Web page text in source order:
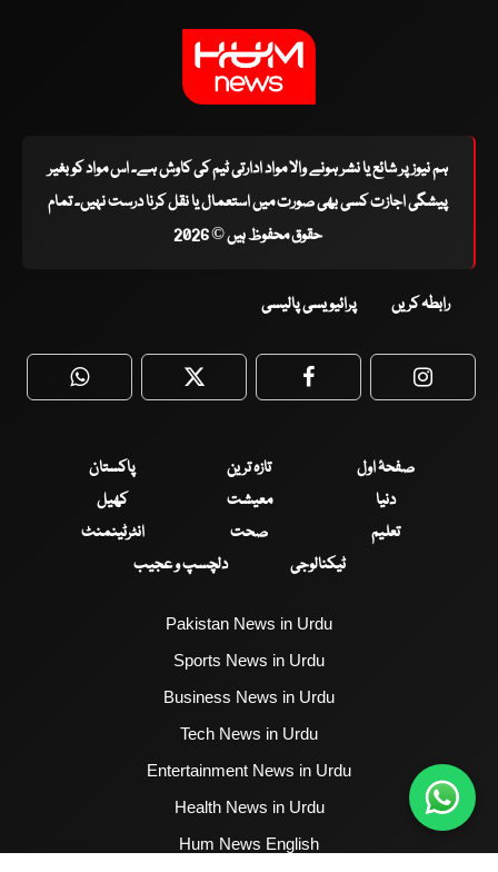
ہم نیوز پر شائع یا نشر ہونے والا مواد ادارتی ٹیم کی کاوش ہے۔ اس مواد کو بغیر
پیشگی اجازت کسی بھی صورت میں استعمال یا نقل کرنا درست نہیں۔ تمام
حقوق محفوظ ہیں © 2026
رابطہ کریں پرائیویسی پالیسی
WhatsApp Twitter Facebook
صفحۂ اول تازہ ترین
پاکستان
دنیا
معیشت
کھیل
تعلیم
صحت
انٹرٹینمنٹ
ٹیکنالوجی
دلچسپ و عجیب
Pakistan News in Urdu
Sports News in Urdu
Business News in Urdu
Tech News in Urdu
Entertainment News in Urdu
Health News in Urdu
Hum News English